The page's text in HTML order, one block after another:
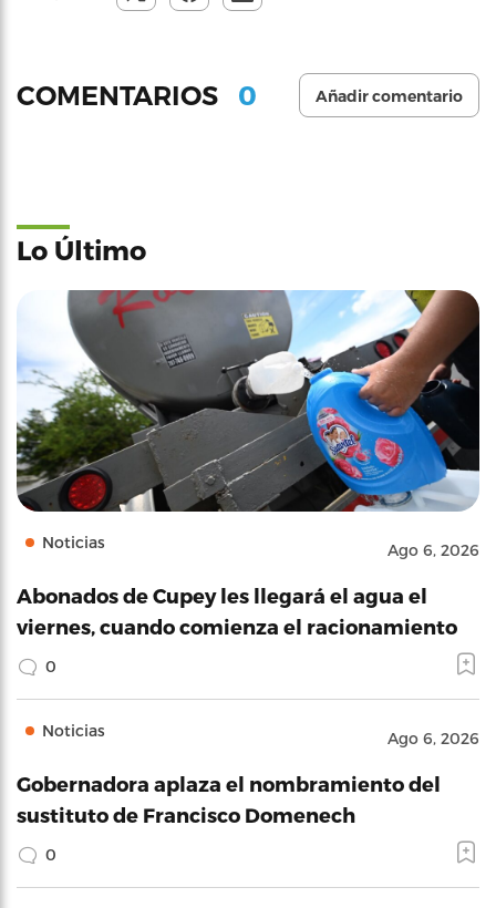
COMENTARIOS 0 Añadir comentario
Lo Último
Noticias Ago 6, 2026
Abonados de Cupey les llegará el agua el
viernes, cuando comienza el racionamiento
0
Noticias Ago 6, 2026
Gobernadora aplaza el nombramiento del
sustituto de Francisco Domenech
0